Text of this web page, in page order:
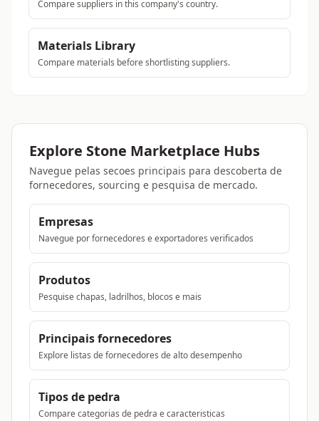
Compare suppliers in this company's country.
Materials Library
Compare materials before shortlisting suppliers.
Explore Stone Marketplace Hubs
Navegue pelas secoes principais para descoberta de
fornecedores, sourcing e pesquisa de mercado.
Empresas
Navegue por fornecedores e exportadores verificados
Produtos
Pesquise chapas, ladrilhos, blocos e mais
Principais fornecedores
Explore listas de fornecedores de alto desempenho
Tipos de pedra
Compare categorias de pedra e caracteristicas